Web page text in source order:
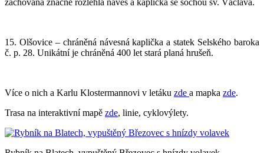
15. Olšovice – chráněná návesná kaplička a statek Selského baroka
č. p. 28. Unikátní je chráněná 400 let stará planá hrušeň.
Více o nich a Karlu Klostermannovi v letáku zde a mapka zde.
Trasa na interaktivní mapě zde, linie, cyklovýlety.